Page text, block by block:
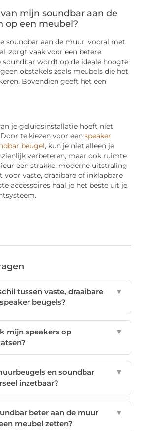
mijn soundbar aan de
op een meubel?
soundbar aan de muur, vooral met
zorgt vaak voor een betere
soundbar wordt op de ideale hoogte
obstakels zoals meubels die het
Bovendien geeft het een
je geluidsinstallatie hoeft niet
te kiezen voor een speaker
beugel, kun je niet alleen je
verbeteren, maar ook ruimte
een strakke, moderne uitstraling
voor vaste, draaibare of inklapbare
accessoires haal je het beste uit je
tussen vaste, draaibare
beugels?
▼
mijn speakers op
▼
en soundbar
inzetbaar?
▼
beter aan de muur
meubel zetten?
▼